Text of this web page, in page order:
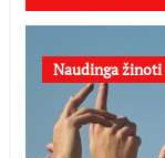
Naudinga žinoti